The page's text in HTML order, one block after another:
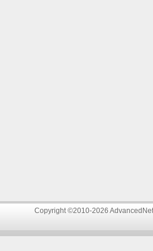
Copyright ©2010-2026 AdvancedNet